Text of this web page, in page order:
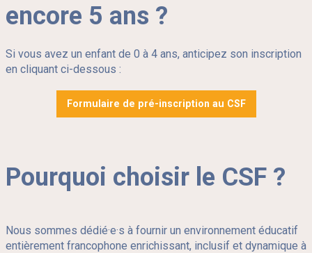
encore 5 ans ?
Si vous avez un enfant de 0 à 4 ans, anticipez son inscription
en cliquant ci-dessous :
Formulaire de pré-inscription au CSF
Pourquoi choisir le CSF ?
Nous sommes dédié·e·s à fournir un environnement éducatif
entièrement francophone enrichissant, inclusif et dynamique à